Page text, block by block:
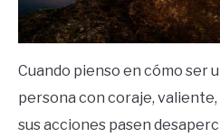
Cuando pienso en cómo ser
persona con coraje,
sus acciones pasen